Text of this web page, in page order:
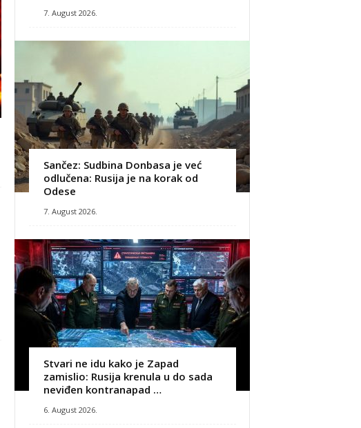
7. August 2026.
Sančez: Sudbina Donbasa je već
odlučena: Rusija je na korak od
Odese
7. August 2026.
Stvari ne idu kako je Zapad
zamislio: Rusija krenula u do sada
neviđen kontranapad …
6. August 2026.